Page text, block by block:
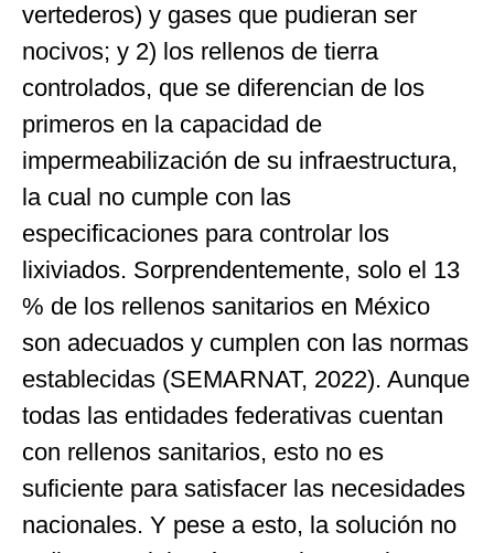
vertederos) y gases que pudieran ser
nocivos; y 2) los rellenos de tierra
controlados, que se diferencian de los
primeros en la capacidad de
impermeabilización de su infraestructura,
la cual no cumple con las
especificaciones para controlar los
lixiviados. Sorprendentemente, solo el 13
% de los rellenos sanitarios en México
son adecuados y cumplen con las normas
establecidas (SEMARNAT, 2022). Aunque
todas las entidades federativas cuentan
con rellenos sanitarios, esto no es
suficiente para satisfacer las necesidades
nacionales. Y pese a esto, la solución no